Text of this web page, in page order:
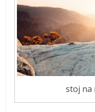
stoj na